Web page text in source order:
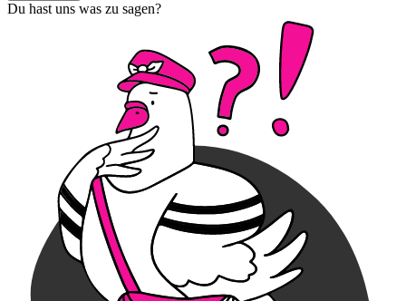
Du hast uns was zu sagen?